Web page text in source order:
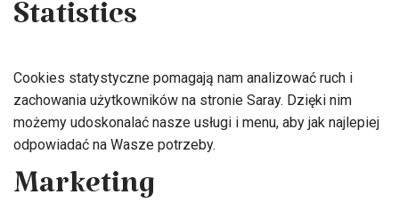
Statistics
Cookies statystyczne pomagają nam analizować ruch i
zachowania użytkowników na stronie Saray. Dzięki nim
możemy udoskonalać nasze usługi i menu, aby jak najlepiej
odpowiadać na Wasze potrzeby.
Marketing